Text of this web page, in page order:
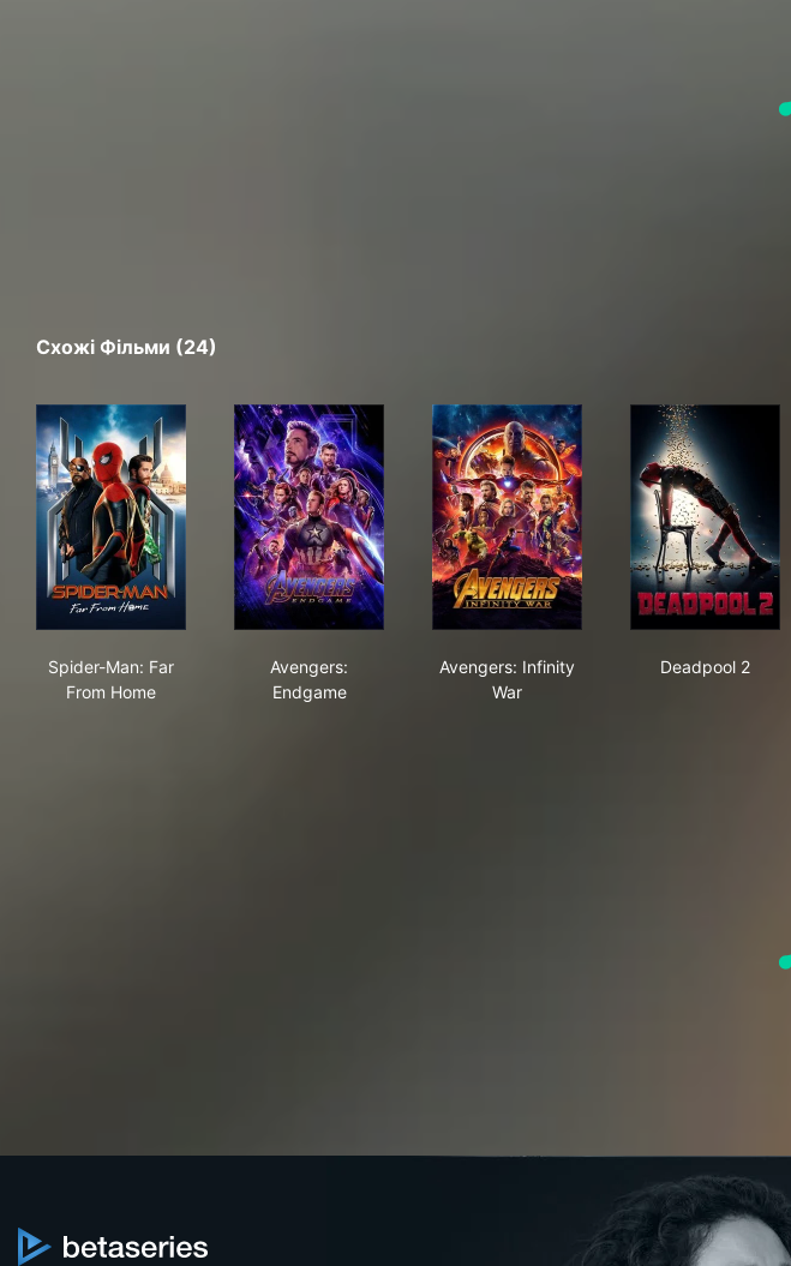
Схожі Фільми (24)
Spider-Man: Far
From Home
Avengers:
Endgame
Avengers: Infinity
War
Deadpool 2